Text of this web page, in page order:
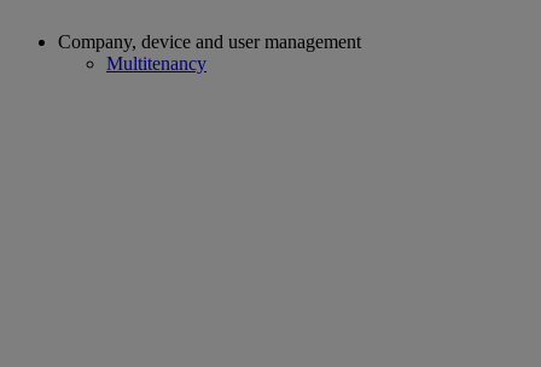
Company, device and user management
Multitenancy